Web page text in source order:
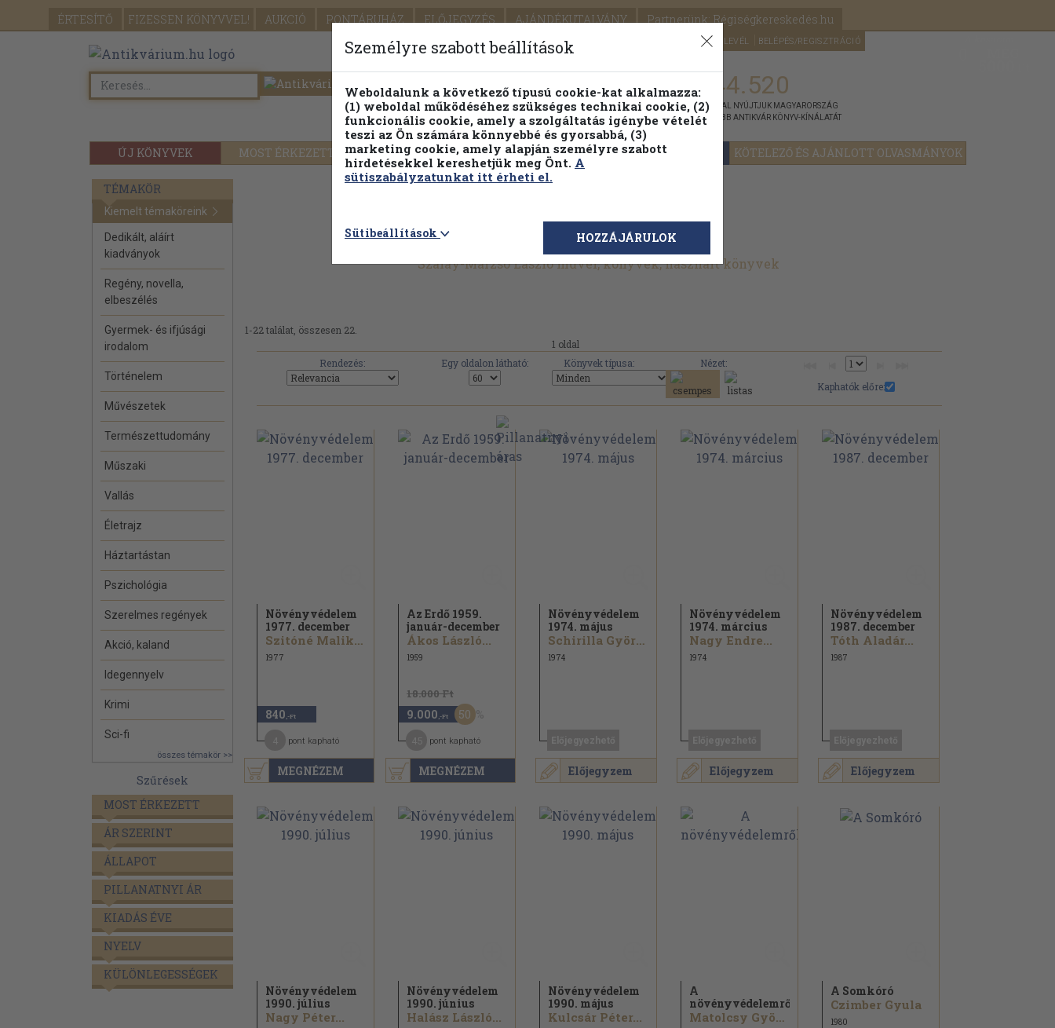
ÉRTESÍTŐ FIZESSEN KÖNYVVEL! AUKCIÓ PONTÁRUHÁZ ELŐJEGYZÉS AJÁNDÉKUTALVÁNY Partnerünk: Régiségkereskedés.hu
SEGÍTSÉG HÍRLEVÉL BELÉPÉS/REGISZTRÁCIÓ
ÚJ KÖNYVEK MOST ÉRKEZETT PILLANATNYI ÁRAINK FENNTARTHATÓ OLVASMÁNYOK KÖTELEZŐ ÉS AJÁNLOTT OLVASMÁNYOK
Részletes kereső Témaköri fa 1.144.520
KIADVÁNNYAL NYÚJTJUK MAGYARORSZÁG
LEGNAGYOBB ANTIKVÁR KÖNYV-KÍNÁLATÁT
TÉMAKÖR
Kiemelt témaköreink
Dedikált, aláírt
kiadványok
Regény, novella,
elbeszélés
Gyermek- és ifjúsági
irodalom
Történelem
Művészetek
Természettudomány
Műszaki
Vallás
Életrajz
Háztartástan
Pszichológia
Szerelmes regények
Akció, kaland
Idegennyelv
Krimi
Sci-fi
összes témakör >>
Szűrések
MOST ÉRKEZETT
ÁR SZERINT
ÁLLAPOT
PILLANATNYI ÁR
KIADÁS ÉVE
NYELV
KÜLÖNLEGESSÉGEK
Szalay-Marzsó László művei, könyvek, használt könyvek
1-22 találat, összesen 22.
1 oldal
Rendezés:
Egy oldalon látható: Könyvek típusa:
Nézet:
Kaphatók előre:
MEGNÉZEM
Növényvédelem
1977. december
Szitóné Malik Erzsébet...
1977
840 ,-Ft
pont kapható
MEGNÉZEM
Az Erdő 1959.
január-december
Ákos László...
1959
18.000 Ft
9.000 ,-Ft 50
pont kapható
Előjegyzem
Növényvédelem
1974. május
Schirilla György...
1974
Előjegyzem
Növényvédelem
1974. március
Nagy Endre...
1974
Előjegyzem
Növényvédelem
1987. december
Tóth Aladár...
1987
Növényvédelem
1990. július
Nagy Péter...
Növényvédelem
1990. június
Halász László...
Növényvédelem
1990. május
Kulcsár Péter...
A
növényvédelemről
Matolcsy György
A Somkóró
Czimber Gyula
1980
Személyre szabott beállítások
Weboldalunk a következő típusú cookie-kat alkalmazza:
(1) weboldal működéséhez szükséges technikai cookie, (2)
funkcionális cookie, amely a szolgáltatás igénybe vételét
teszi az Ön számára könnyebbé és gyorsabbá, (3)
marketing cookie, amely alapján személyre szabott
hirdetésekkel kereshetjük meg Önt. A
sütiszabályzatunkat itt érheti el.
Sütibeállítások HOZZÁJÁRULOK